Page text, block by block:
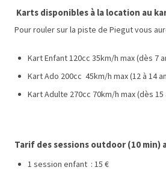
Karts disponibles à la location au
Pour rouler sur la piste de Piegut vous
Kart Enfant 120cc 35km/h max (dès 7
Kart Ado 200cc 45km/h max (12 à 14
Kart Adulte 270cc 70km/h max (dès 15
Tarif des sessions outdoor (10 min)
1 session enfant : 15 €